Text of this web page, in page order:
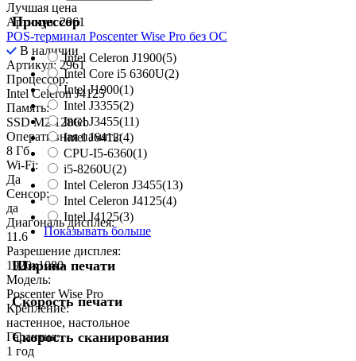
Процессор
Intel Celeron J1900(5)
Intel Core i5 6360U(2)
Intel J1900(1)
Intel J3355(2)
Intel J3455(11)
Intel J6412(4)
CPU-I5-6360(1)
i5-8260U(2)
Intel Celeron J3455(13)
Intel Celeron J4125(4)
Intel J4125(3)
Показывать больше
Ширина печати
Скорость печати
Скорость сканирования
Лучшая цена
Артикул: 2961
POS-терминал Poscenter Wise Pro без ОС
В наличии
Артикул: 2961
Процессор:
Intel Celeron J4125
Память:
SSD M2 128Gb
Оперативная память:
8 Гб
Wi-Fi:
Да
Сенсор:
да
Диагональ дисплея:
11.6
Разрешение дисплея:
1920x1080
Модель:
Poscenter Wise Pro
Крепление:
настенное, настольное
Гарантия:
1 год